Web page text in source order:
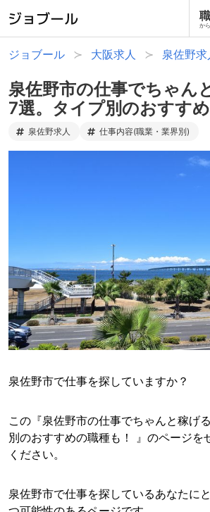
か
ジョブール 大阪求人 泉佐野求
泉佐野市の仕事でちゃん
7選。タイプ別のおすす
泉佐野求人 仕事内容(職業・業界別)
泉佐野市で仕事を探していますか？
この『泉佐野市の仕事でちゃんと稼げ
別のおすすめの職種も！ 』のページを
ください。
泉佐野市で仕事を探しているあなたに